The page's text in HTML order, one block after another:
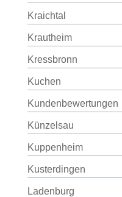
Kraichtal
Krautheim
Kressbronn
Kuchen
Kundenbewertungen
Künzelsau
Kuppenheim
Kusterdingen
Ladenburg